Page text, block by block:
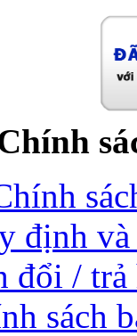
định
đổi /
sách